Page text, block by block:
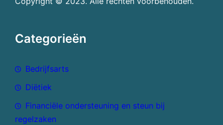
Categorieën
Bedrijfsarts
Diëtiek
Financiële ondersteuning en steun bij
regelzaken